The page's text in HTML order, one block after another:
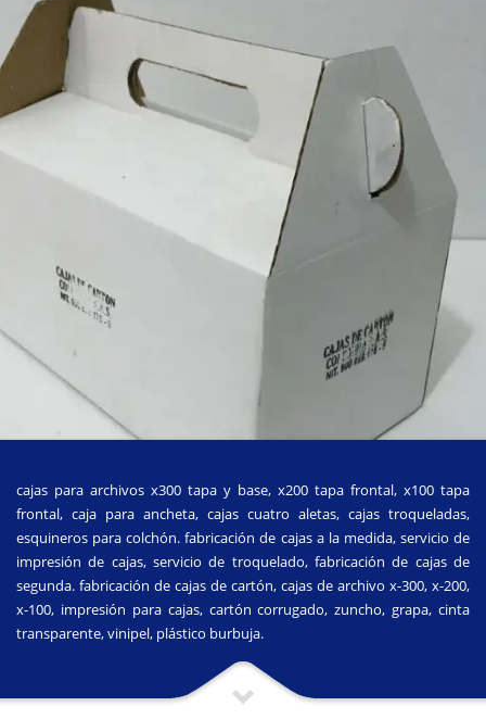
cajas para archivos x300 tapa y base, x200 tapa frontal, x100 tapa
frontal, caja para ancheta, cajas cuatro aletas, cajas troqueladas,
esquineros para colchón. fabricación de cajas a la medida, servicio de
impresión de cajas, servicio de troquelado, fabricación de cajas de
segunda. fabricación de cajas de cartón, cajas de archivo x-300, x-200,
x-100, impresión para cajas, cartón corrugado, zuncho, grapa, cinta
transparente, vinipel, plástico burbuja.